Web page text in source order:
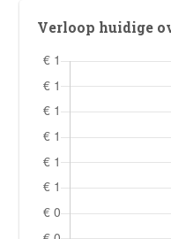
Verloop huidige